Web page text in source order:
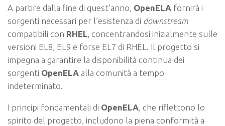
A partire dalla fine di quest’anno, OpenELA fornirà i
sorgenti necessari per l’esistenza di downstream
compatibili con RHEL, concentrandosi inizialmente sulle
versioni EL8, EL9 e forse EL7 di RHEL. Il progetto si
impegna a garantire la disponibilità continua dei
sorgenti OpenELA alla comunità a tempo
indeterminato.
I principi fondamentali di OpenELA, che riflettono lo
spirito del progetto, includono la piena conformità a